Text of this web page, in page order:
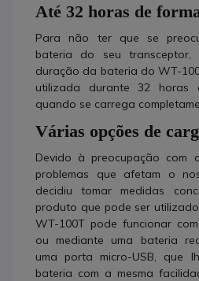
Até 32 horas de
Para não ter que se
bateria do seu transceptor,
duração da bateria do WT-
utilizada durante 32 horas
quando se carrega
Várias opções de
Devido à preocupação com
problemas que afetam o
decidiu tomar medidas
produto que pode ser
WT-100T pode funcionar
ou mediante uma bateria
uma porta micro-USB, que
bateria com a mesma